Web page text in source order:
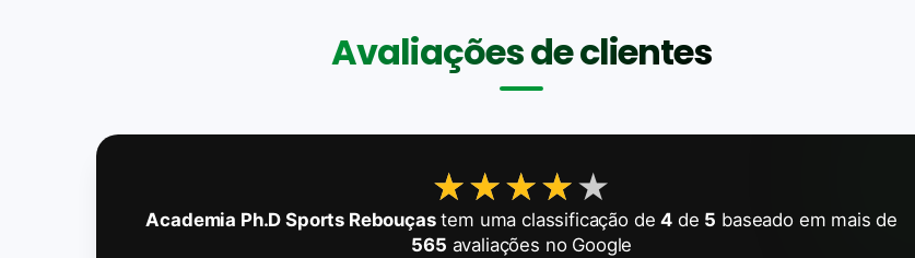
Avaliações de clientes
★★★★★
★★★★★
Academia Ph.D Sports Rebouçastem uma classificação de4 de 5 baseado em mais de
565 avaliações no Google